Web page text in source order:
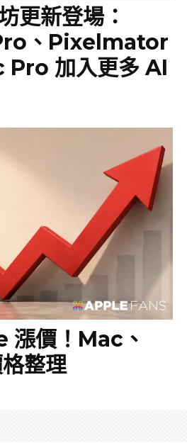
更新登場：
、Pixelmator
加入更多 AI
價！Mac、
整理